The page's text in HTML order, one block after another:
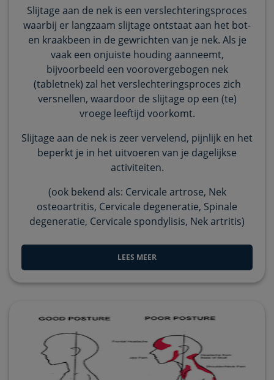
Slijtage aan de nek is een verslechteringsproces
waarbij er langzaam slijtage ontstaat aan het bot-
en kraakbeen in de gewrichten van je nek. Als je
vaak een onjuiste houding aanneemt,
bijvoorbeeld een voorovergebogen nek
(tabletnek) zal het verslechteringsproces zich
versnellen, waardoor de slijtage op een (te)
vroege leeftijd voorkomt.
Slijtage aan de nek is zeer vervelend, pijnlijk en het
beperkt je in het uitvoeren van je dagelijkse
activiteiten.
(ook bekend als: Cervicale artrose, Nek
osteoartritis, Cervicale degeneratie, Spinale
degeneratie, Cervicale spondylisis, Nek artritis)
LEES MEER